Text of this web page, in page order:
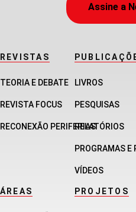
Assine a
REVISTAS
TEORIA E DEBATE
REVISTA FOCUS
RECONEXÃO PERIFERIAS
LIVROS
PESQUISAS
RELATÓRIOS
PROGRAMAS E
VÍDEOS
ÁREAS PROJETOS